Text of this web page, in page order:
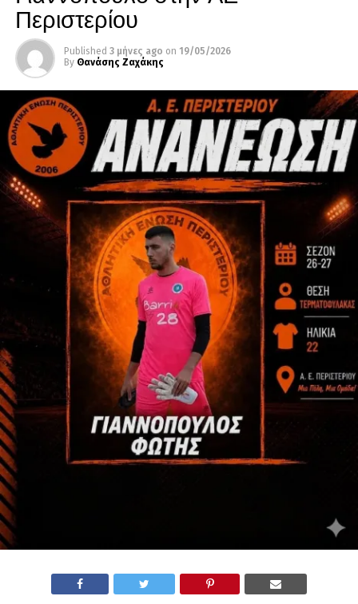
Περιστερίου
Published 3 μήνες ago on 19/05/2026
By Θανάσης Ζαχάκης